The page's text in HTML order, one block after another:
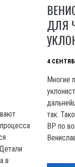
в
ДЛЯ
4
Многие
так.
BP по